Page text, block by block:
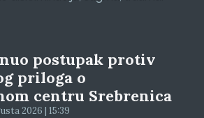
postupak protiv
priloga o
centru Srebrenica
2026 | 15:39